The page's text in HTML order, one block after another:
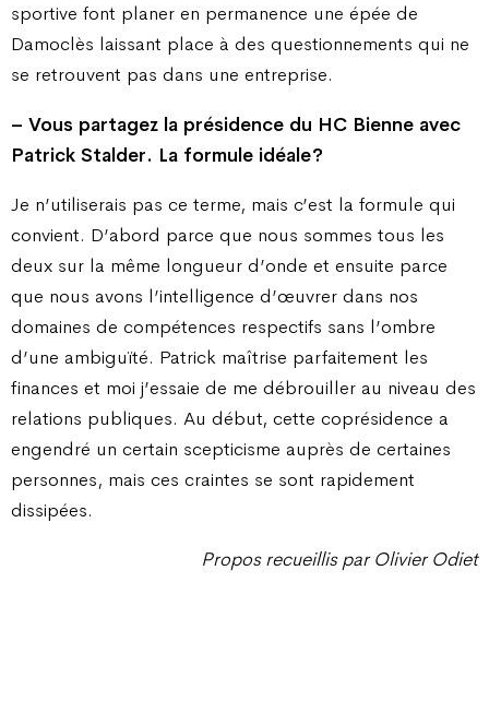
sportive font planer en permanence une épée de
Damoclès laissant place à des questionnements qui ne
se retrouvent pas dans une entreprise.
– Vous partagez la présidence du HC Bienne avec
Patrick Stalder. La formule idéale ?
Je n’utiliserais pas ce terme, mais c’est la formule qui
convient. D’abord parce que nous sommes tous les
deux sur la même longueur d’onde et ensuite parce
que nous avons l’intelligence d’œuvrer dans nos
domaines de compétences respectifs sans l’ombre
d’une ambiguïté. Patrick maîtrise parfaitement les
finances et moi j’essaie de me débrouiller au niveau des
relations publiques. Au début, cette coprésidence a
engendré un certain scepticisme auprès de certaines
personnes, mais ces craintes se sont rapidement
dissipées.
Propos recueillis par Olivier Odiet